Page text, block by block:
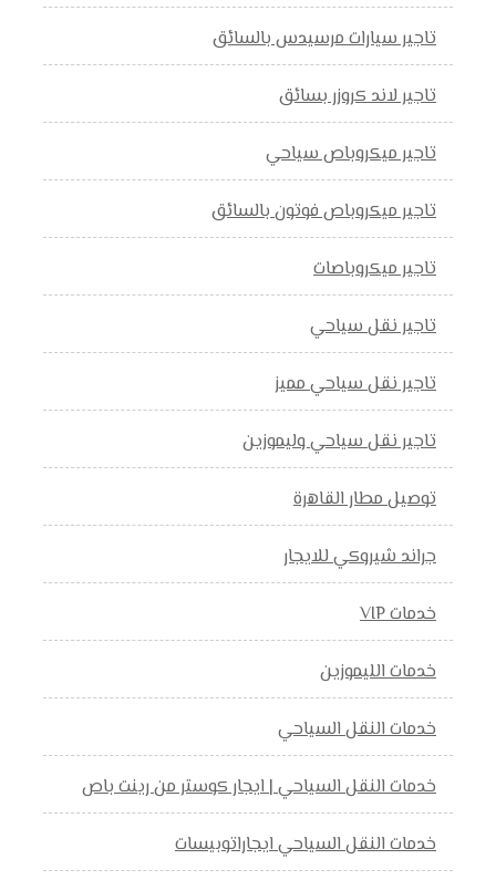
تاجير سيارات مرسيدس بالسائق
تاجير لاند كروزر بسائق
تاجير ميكروباص سياحي
تاجير ميكروباص فوتون بالسائق
تاجير ميكروباصات
تاجير نقل سياحي
تاجير نقل سياحي مميز
تاجير نقل سياحي وليموزين
توصيل مطار القاهرة
جراند شيروكي للايجار
خدمات VIP
خدمات الليموزين
خدمات النقل السياحي
خدمات النقل السياحي | ايجار كوستر من رينت باص
خدمات النقل السياحي ايجاراتوبيسات